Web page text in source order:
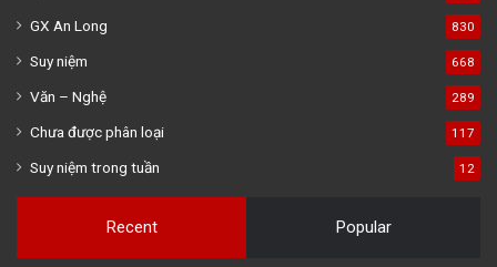
GX An Long 830
Suy niệm 668
Văn – Nghệ 289
Chưa được phân loại 117
Suy niệm trong tuần 12
Recent Popular